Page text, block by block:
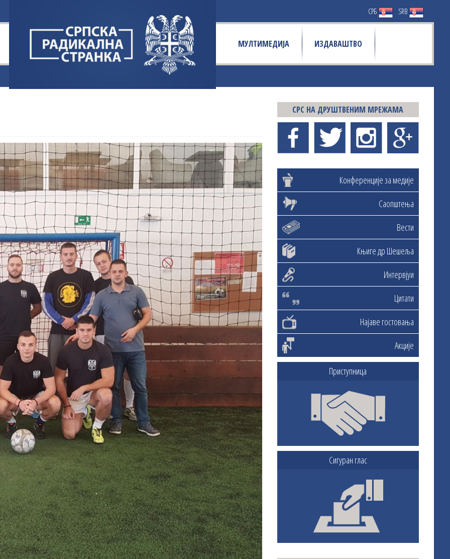
СРБ SRB
МУЛТИМЕДИЈА ИЗДАВАШТВО
СРС НА ДРУШТВЕНИМ МРЕЖАМА
Конференције за медије
Саопштења
Вести
Књиге др Шешеља
Интервјуи
Цитати
Најаве гостовања
Акције
Приступница
Сигуран глас